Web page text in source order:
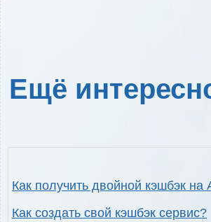
Ещё
Как получить двойной кэшбэк на
Как создать свой кэшбэк сервис?